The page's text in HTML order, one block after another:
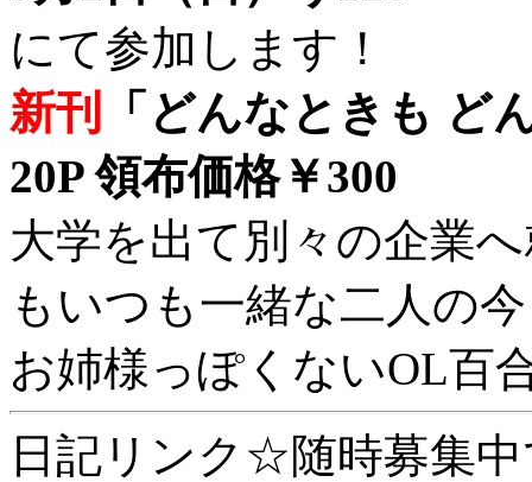
にて参加します！
新刊
「どんなときも ど
20P 領布価格￥300
大学を出て別々の企業
もいつも一緒な二人の
お姉様っぽくないOL百
日記リンク☆随時募集